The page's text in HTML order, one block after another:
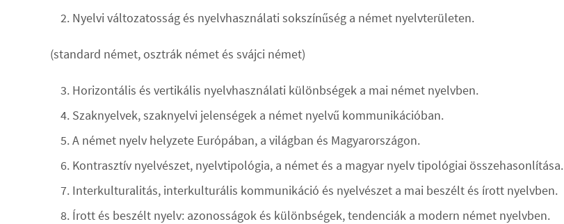
Nyelvi változatosság és nyelvhasználati sokszínűség a német nyelvterületen.
(standard német, osztrák német és svájci német)
Horizontális és vertikális nyelvhasználati különbségek a mai német nyelvben.
Szaknyelvek, szaknyelvi jelenségek a német nyelvű kommunikációban.
A német nyelv helyzete Európában, a világban és Magyarországon.
Kontrasztív nyelvészet, nyelvtipológia, a német és a magyar nyelv tipológiai összehasonlítása.
Interkulturalitás, interkulturális kommunikáció és nyelvészet a mai beszélt és írott nyelvben.
Írott és beszélt nyelv: azonosságok és különbségek, tendenciák a modern német nyelvben.